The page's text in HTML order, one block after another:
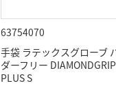
63754070
手袋 ラテックスグローブ
ダーフリー DIAMONDGRIP
PLUS S